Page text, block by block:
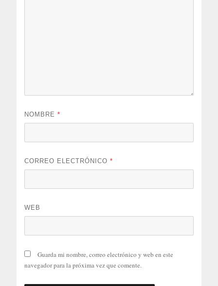
NOMBRE*
CORREO ELECTRÓNICO*
WEB
Guarda mi nombre, correo electrónico y web en este
navegador para la próxima vez que comente.